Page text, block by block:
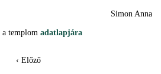
Simon Anna
a templom adatlapjára
‹ Előző